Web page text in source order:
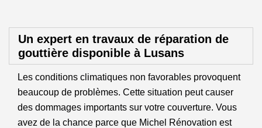
Un expert en travaux de réparation de
gouttière disponible à Lusans
Les conditions climatiques non favorables provoquent
beaucoup de problèmes. Cette situation peut causer
des dommages importants sur votre couverture. Vous
avez de la chance parce que Michel Rénovation est